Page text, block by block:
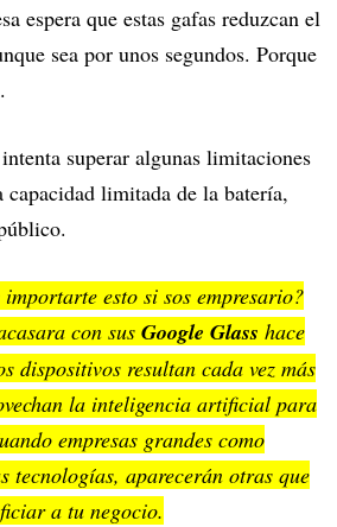
espera que estas gafas reduzcan el
sea por unos segundos. Porque
superar algunas limitaciones
limitada de la batería,
esto si sos empresario?
con sus Google Glass hace
dispositivos resultan cada vez más
la inteligencia artificial para
empresas grandes como
tecnologías, aparecerán otras que
a tu negocio.